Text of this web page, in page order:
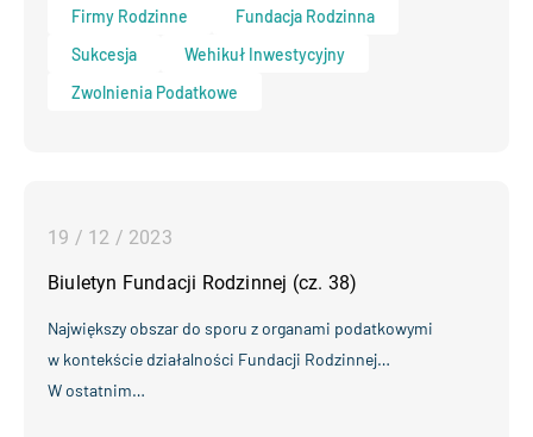
Firmy Rodzinne
Fundacja Rodzinna
Sukcesja
Wehikuł Inwestycyjny
Zwolnienia Podatkowe
19 / 12 / 2023
Biuletyn Fundacji Rodzinnej (cz. 38)
Największy obszar do sporu z organami podatkowymi
w kontekście działalności Fundacji Rodzinnej…
W ostatnim…